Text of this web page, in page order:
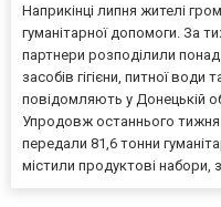
Наприкінці липня жителі
гуманітарної допомоги. За
партнери розподілили
засобів гігієни, питної води
повідомляють у Донецькій
Упродовж останнього
передали 81,6 тонни
містили продуктові набори,